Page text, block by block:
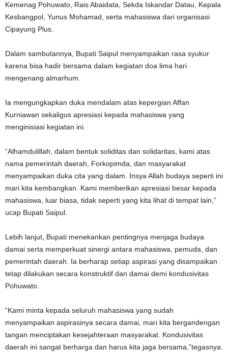
Kemenag Pohuwato, Rais Abaidata, Sekda Iskandar Datau, Kepala
Kesbangpol, Yunus Mohamad, serta mahasiswa dari organisasi
Cipayung Plus.
Dalam sambutannya, Bupati Saipul menyampaikan rasa syukur
karena bisa hadir bersama dalam kegiatan doa lima hari
mengenang almarhum.
Ia mengungkapkan duka mendalam atas kepergian Affan
Kurniawan sekaligus apresiasi kepada mahasiswa yang
menginisiasi kegiatan ini.
“Alhamdulillah, dalam bentuk soliditas dan solidaritas, kami atas
nama pemerintah daerah, Forkopimda, dan masyarakat
menyampaikan duka cita yang dalam. Insya Allah budaya seperti ini
mari kita kembangkan. Kami memberikan apresiasi besar kepada
mahasiswa, luar biasa, tidak seperti yang kita lihat di tempat lain,”
ucap Bupati Saipul.
Lebih lanjut, Bupati menekankan pentingnya menjaga budaya
damai serta memperkuat sinergi antara mahasiswa, pemuda, dan
pemerintah daerah. Ia berharap setiap aspirasi yang disampaikan
tetap dilakukan secara konstruktif dan damai demi kondusivitas
Pohuwato.
“Kami minta kepada seluruh mahasiswa yang sudah
menyampaikan aspirasinya secara damai, mari kita bergandengan
tangan menciptakan kesejahteraan masyarakat. Kondusivitas
daerah ini sangat berharga dan harus kita jaga bersama,”tegasnya.